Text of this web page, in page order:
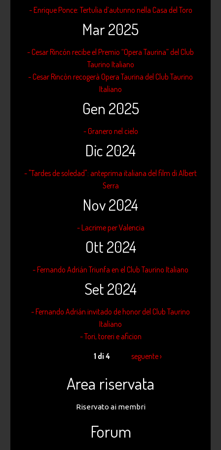
- Enrique Ponce: Tertulia d’autunno nella Casa del Toro
Mar 2025
- Cesar Rincón recibe el Premio “Opera Taurina” del Club
Taurino Italiano
- Cesar Rincòn recogerà Opera Taurina del Club Taurino
Italiano
Gen 2025
- Granero nel cielo
Dic 2024
- "Tardes de soledad": anteprima italiana del film di Albert
Serra
Nov 2024
- Lacrime per Valencia
Ott 2024
- Fernando Adrián Triunfa en el Club Taurino Italiano
Set 2024
- Fernando Adrián invitado de honor del Club Taurino
Italiano
- Tori, toreri e aficion
1 di 4
seguente ›
Area riservata
Riservato ai membri
Forum